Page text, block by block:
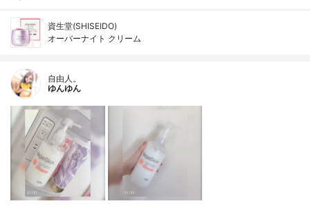
資生堂(SHISEIDO)
オーバーナイト クリーム
自由人。
ゆんゆん